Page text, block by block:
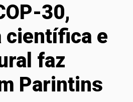
30,
científica e
faz
Parintins